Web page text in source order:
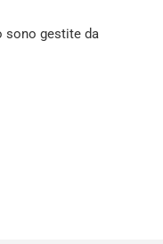
sono gestite da